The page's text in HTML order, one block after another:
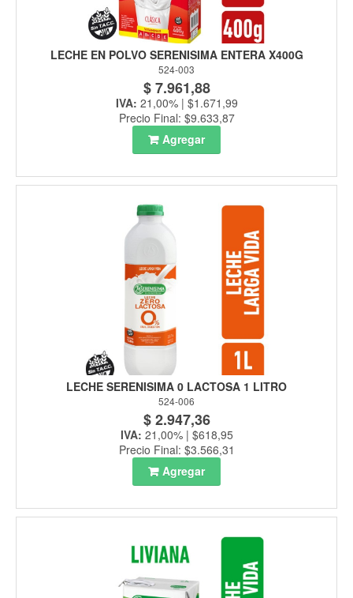
LECHE EN POLVO SERENISIMA ENTERA X400G
524-003
$ 7.961,88
IVA: 21,00% | $1.671,99
Precio Final: $9.633,87
Agregar
LECHE SERENISIMA 0 LACTOSA 1 LITRO
524-006
$ 2.947,36
IVA: 21,00% | $618,95
Precio Final: $3.566,31
Agregar